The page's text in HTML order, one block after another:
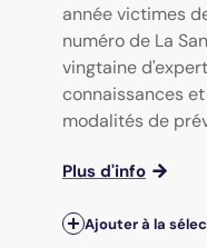
année victimes
numéro de La
vingtaine
connaissances
modalités de
Plus d'info
Ajouter à la